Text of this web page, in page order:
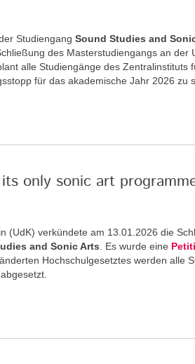
Studiengang Sound Studies and
des Masterstudiengangs an der
alle Studiengänge des Zentralinstituts
für das akademische Jahr 2026 zu
only sonic art
(UdK) verkündete am 13.01.2026 die
and Sonic Arts . Es wurde eine
Hochschulgesetztes werden alle